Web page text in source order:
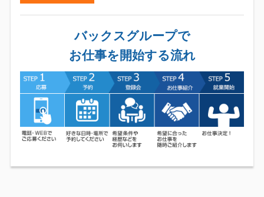
バックスグループで
お仕事を開始する流れ